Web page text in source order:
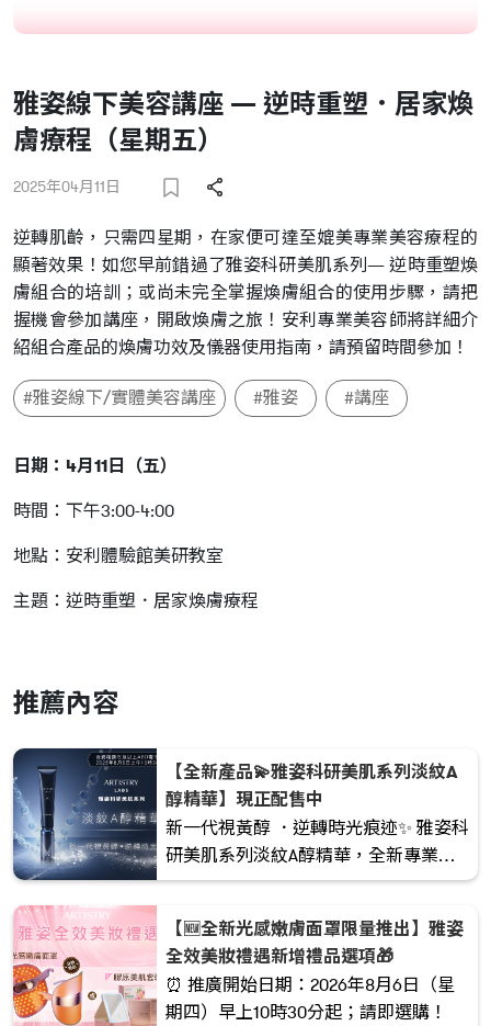
雅姿線下美容講座 — 逆時重塑．居家煥
膚療程（星期五）
2025年04月11日
逆轉肌齡，只需四星期，在家便可達至媲美專業美容療程的
顯著效果！如您早前錯過了雅姿科研美肌系列— 逆時重塑煥
膚組合的培訓；或尚未完全掌握煥膚組合的使用步驟，請把
握機會參加講座，開啟煥膚之旅！安利專業美容師將詳細介
紹組合產品的煥膚功效及儀器使用指南，請預留時間參加！
#雅姿線下/實體美容講座 #雅姿 #講座
日期：4月11日（五）
時間：下午3:00-4:00
地點：安利體驗館美研教室
主題：逆時重塑．居家煥膚療程
推薦內容
【全新產品💫雅姿科研美肌系列淡紋A
醇精華】現正配售中
新一代視黃醇 ．逆轉時光痕迹✨ 雅姿科
研美肌系列淡紋A醇精華，全新專業抗
皺配方，重新定義視黃醇護膚表現。
【🆕全新光感嫩膚面罩限量推出】雅姿
全效美妝禮遇新增禮品選項🎁
⏰ 推廣開始日期：2026年8月6日（星
期四）早上10時30分起；請即選購！